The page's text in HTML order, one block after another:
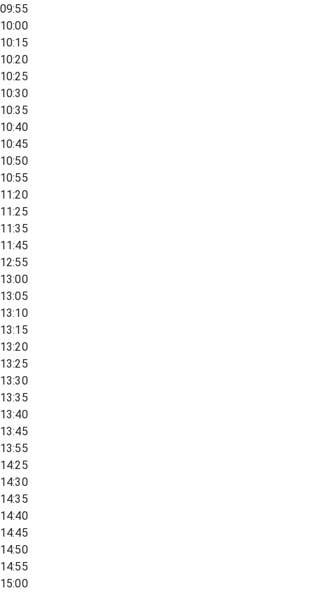
09:55
10:00
10:15
10:20
10:25
10:30
10:35
10:40
10:45
10:50
10:55
11:20
11:25
11:35
11:45
12:55
13:00
13:05
13:10
13:15
13:20
13:25
13:30
13:35
13:40
13:45
13:55
14:25
14:30
14:35
14:40
14:45
14:50
14:55
15:00